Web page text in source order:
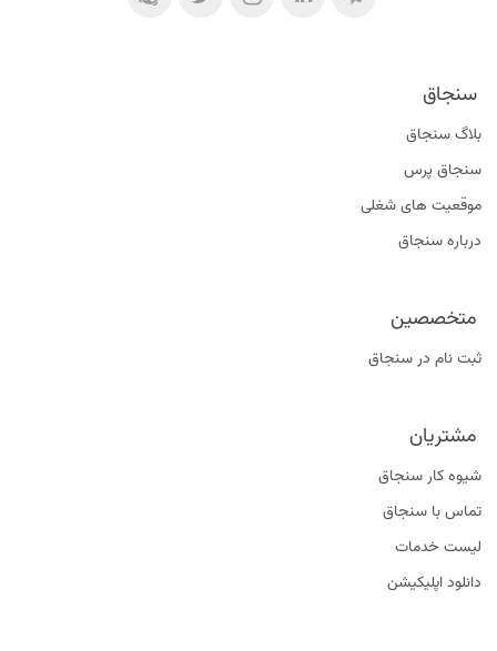
سنجاق
بلاگ سنجاق
سنجاق پرس
موقعیت‌ های شغلی
درباره سنجاق
متخصصین
ثبت نام در سنجاق
مشتریان
شیوه کار سنجاق
تماس با سنجاق
لیست خدمات
دانلود اپلیکیشن